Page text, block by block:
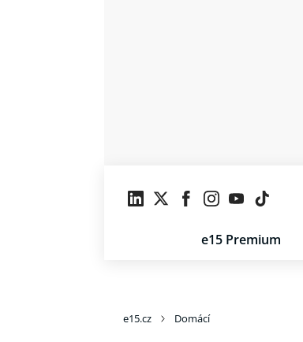
e15 Premium
e15.cz Domácí